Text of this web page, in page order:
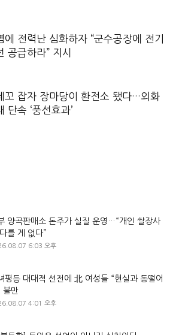
에 전력난 심화하자 “군수공장에 전기
공급하라” 지시
꼬 잡자 장마당이 환전소 됐다…외화
단속 ‘풍선효과’
양곡판매소 돈주가 실질 운영…“개인 쌀장사
를 게 없다”
6:03 오후
평등 대대적 선전에 北 여성들 “현실과 동떨어
불만
4:01 오후